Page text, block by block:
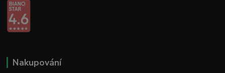
Nakupování